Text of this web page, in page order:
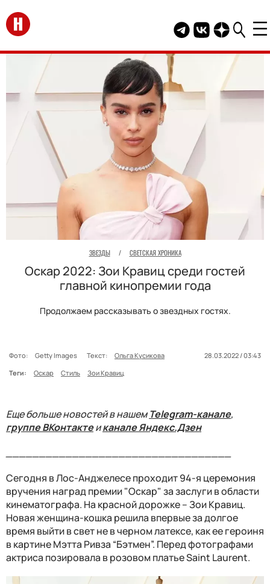
Перейти на главную
Telegram канал
Группа HELLO
Канал
ЗВЕЗДЫ / СВЕТСКАЯ ХРОНИКА
Оскар 2022: Зои Кравиц среди гостей
главной кинопремии года
Продолжаем рассказывать о звездных гостях.
Фото: Getty Images Текст: Ольга Кусикова
28.03.2022 / 03:43
Теги:
Оскар Стиль Зои Кравиц
Еще больше новостей в нашемTelegram-канале,
группе ВКонтактеиканале Яндекс.Дзен
Сегодня в Лос-Анджелесе проходит 94-я церемония
вручения наград премии "Оскар" за заслуги в области
кинематографа. На красной дорожке – Зои Кравиц.
Новая женщина-кошка решила впервые за долгое
время выйти в свет не в черном латексе, как ее героиня
в картине Мэтта Ривза “Бэтмен”. Перед фотографами
актриса позировала в розовом платье Saint Laurent.